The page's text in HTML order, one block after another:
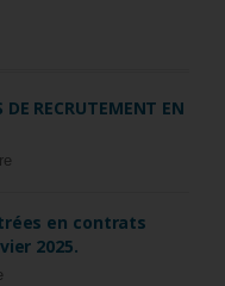
RECRUTEMENT EN
en contrats
2025.